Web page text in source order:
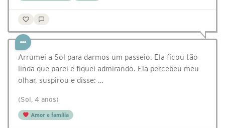
Arrumei a Sol para darmos um passeio. Ela ficou tão
linda que parei e fiquei admirando. Ela percebeu meu
olhar, suspirou e disse: …
(Sol, 4 anos)
Amor e família